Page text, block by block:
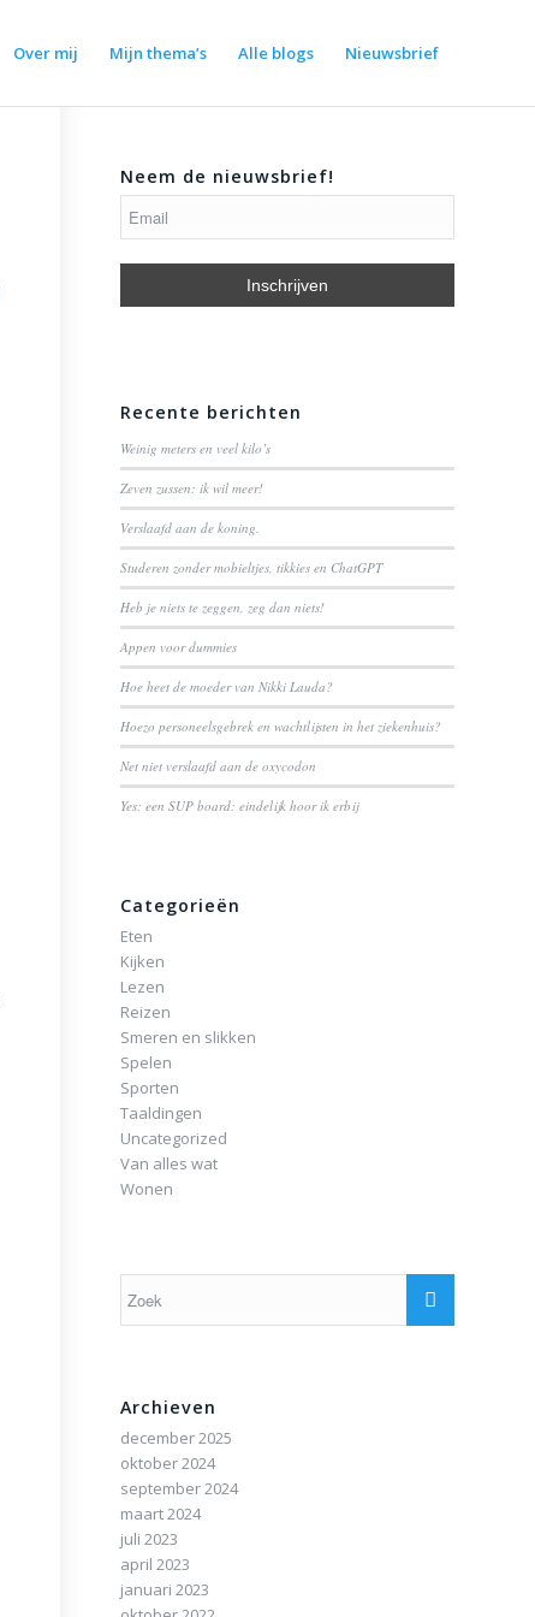
Over mij Mijn thema’s Alle blogs Nieuwsbrief
Neem de nieuwsbrief!
Recente berichten
Weinig meters en veel kilo’s
Zeven zussen: ik wil meer!
Verslaafd aan de koning.
Studeren zonder mobieltjes, tikkies en ChatGPT
Heb je niets te zeggen, zeg dan niets!
Appen voor dummies
Hoe heet de moeder van Nikki Lauda?
Hoezo personeelsgebrek en wachtlijsten in het ziekenhuis?
Net niet verslaafd aan de oxycodon
Yes: een SUP board: eindelijk hoor ik erbij
Categorieën
Eten
Kijken
Lezen
Reizen
Smeren en slikken
Spelen
Sporten
Taaldingen
Uncategorized
Van alles wat
Wonen
Archieven
december 2025
oktober 2024
september 2024
maart 2024
juli 2023
april 2023
januari 2023